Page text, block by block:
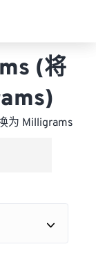
(将
为 Milligrams